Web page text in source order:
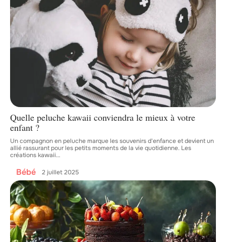
Quelle peluche kawaii conviendra le mieux à votre
enfant ?
Un compagnon en peluche marque les souvenirs d'enfance et devient un
allié rassurant pour les petits moments de la vie quotidienne. Les
créations kawaii…
Bébé 2 juillet 2025